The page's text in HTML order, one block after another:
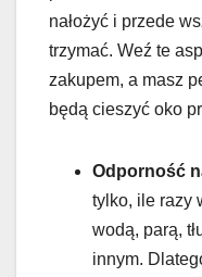
nałożyć i przede
trzymać. Weź te
zakupem, a masz
będą cieszyć oko
Odporność
tylko, ile razy
wodą, parą,
innym.